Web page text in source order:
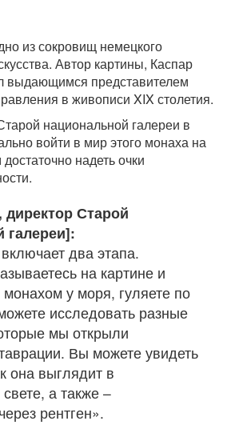
из сокровищ немецкого
Автор картины, Каспар
выдающимся представителем
в живописи XIX столетия.
национальной галереи в
войти в мир этого монаха на
надеть очки
Старой
галереи]:
два этапа.
на картине и
монахом у моря, гуляете по
исследовать разные
мы открыли
Вы можете увидеть
она выглядит в
а также –
рентген».